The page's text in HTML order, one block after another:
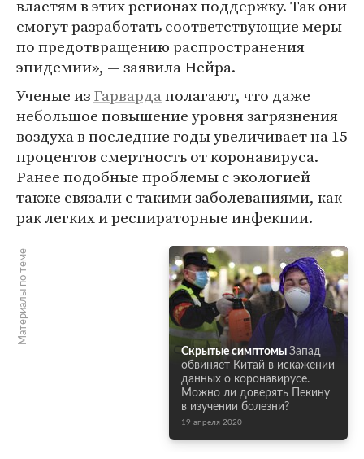
властям в этих регионах поддержку. Так они
смогут разработать соответствующие меры
по предотвращению распространения
эпидемии», — заявила Нейра.
Ученые изГарвардаполагают, что даже
небольшое повышение уровня загрязнения
воздуха в последние годы увеличивает на 15
процентов смертность от коронавируса.
Ранее подобные проблемы с экологией
также связали с такими заболеваниями, как
рак легких и респираторные инфекции.
Материалы по теме
Скрытые симптомы Запад
обвиняет Китай в искажении
данных о коронавирусе.
Можно ли доверять Пекину
в изучении болезни?
19 апреля 2020